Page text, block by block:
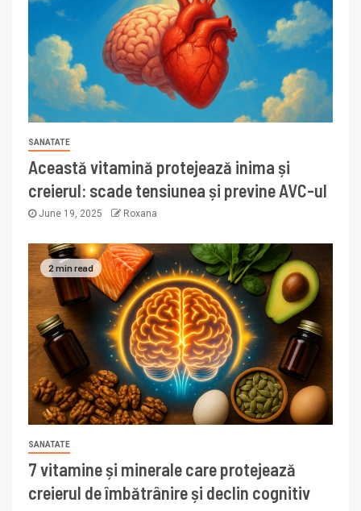
SANATATE
Această vitamină protejează inima și
creierul: scade tensiunea și previne AVC-ul
June 19, 2025 Roxana
2 min read
SANATATE
7 vitamine și minerale care protejează
creierul de îmbătrânire și declin cognitiv